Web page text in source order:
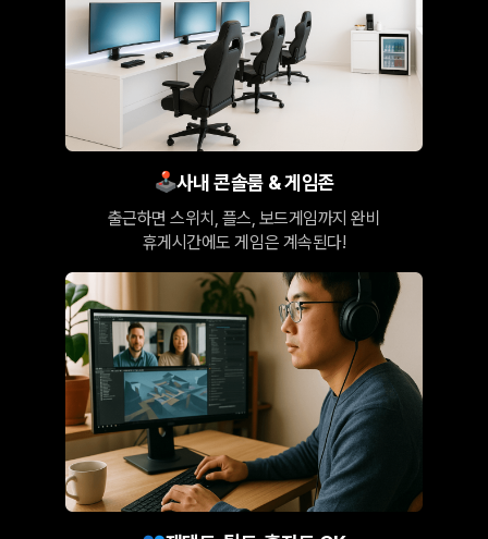
🕹사내 콘솔룸 & 게임존
출근하면 스위치, 플스, 보드게임까지 완비
휴게시간에도 게임은 계속된다!